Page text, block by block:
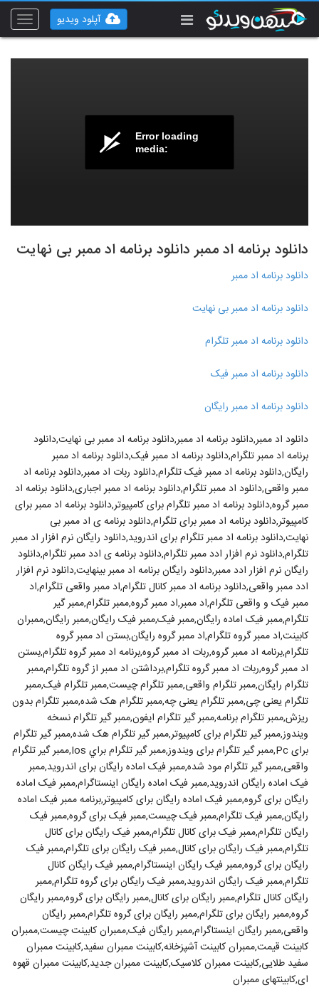
Toggle
آپلود ویدیو
Error loading
media:
دانلود برنامه اد ممبر دانلود برنامه اد ممبر بی نهایت
دانلود برنامه اد ممبر
دانلود برنامه اد ممبر بی نهایت
دانلود برنامه اد ممبر تلگرام
دانلود برنامه اد ممبر فیک
دانلود برنامه اد ممبر رایگان
دانلود اد ممبر,دانلود برنامه اد ممبر,دانلود برنامه اد ممبر بی نهایت,دانلود
برنامه اد ممبر تلگرام,دانلود برنامه اد ممبر فیک,دانلود برنامه اد ممبر
رایگان,دانلود برنامه اد ممبر فیک تلگرام,دانلود ربات اد ممبر,دانلود برنامه اد
ممبر واقعی,دانلود اد ممبر تلگرام,دانلود برنامه اد ممبر اجباری,دانلود برنامه اد
ممبر گروه,دانلود برنامه اد ممبر تلگرام برای کامپیوتر,دانلود برنامه اد ممبر برای
کامپیوتر,دانلود برنامه اد ممبر برای تلگرام,دانلود برنامه ی اد ممبر بی
نهایت,دانلود برنامه اد ممبر تلگرام برای اندروید,دانلود رایگان نرم افزار اد ممبر
تلگرام,دانلود نرم افزار ادد ممبر تلگرام,دانلود برنامه ی ادد ممبر تلگرام,دانلود
رایگان نرم افزار ادد ممبر,دانلود رایگان برنامه اد ممبر بینهایت,دانلود نرم افزار
ادد ممبر واقعی,دانلود برنامه اد ممبر کانال تلگرام,اد ممبر واقعی تلگرام,اد
ممبر فیک و واقعی تلگرام,اد ممبر,اد ممبر گروه,ممبر تلگرام,ممبر گیر
تلگرام,ممبر فیک اماده رایگان,ممبر فیک,ممبر فیک رایگان,ممبر رایگان,ممبران
کابینت,اد ممبر گروه تلگرام,اد ممبر گروه رایگان,بستن اد ممبر گروه
تلگرام,برنامه اد ممبر گروه,ربات اد ممبر گروه,برنامه اد ممبر گروه تلگرام,بستن
اد ممبر گروه,ربات اد ممبر گروه تلگرام,برداشتن اد ممبر از گروه تلگرام,ممبر
تلگرام رایگان,ممبر تلگرام واقعی,ممبر تلگرام چیست,ممبر تلگرام فیک,ممبر
تلگرام یعنی چی,ممبر تلگرام یعنی چه,ممبر تلگرام هک شده,ممبر تلگرام بدون
ریزش,ممبر تلگرام برنامه,ممبر گیر تلگرام ايفون,ممبر گیر تلگرام نسخه
ویندوز,ممبر گیر تلگرام برای کامپیوتر,ممبر گیر تلگرام هک شده,ممبر گیر تلگرام
برای Pc,ممبر گیر تلگرام برای ویندوز,ممبر گير تلگرام براي Ios,ممبر گیر تلگرام
واقعی,ممبر گیر تلگرام مود شده,ممبر فیک اماده رایگان برای اندروید,ممبر
فیک اماده رایگان اندروید,ممبر فیک اماده رایگان اینستاگرام,ممبر فیک اماده
رایگان برای گروه,ممبر فیک اماده رایگان برای کامپیوتر,برنامه ممبر فیک اماده
رایگان,ممبر فیک تلگرام,ممبر فیک چیست,ممبر فیک برای گروه,ممبر فیک
رایگان تلگرام,ممبر فیک برای کانال تلگرام,ممبر فیک رایگان برای کانال
تلگرام,ممبر فیک رایگان برای کانال,ممبر فیک رایگان برای تلگرام,ممبر فیک
رایگان برای گروه,ممبر فیک رایگان اینستاگرام,ممبر فیک رایگان کانال
تلگرام,ممبر فیک رایگان اندروید,ممبر فیک رایگان برای گروه تلگرام,ممبر
رایگان کانال تلگرام,ممبر رایگان برای کانال,ممبر رایگان برای گروه,ممبر رایگان
گروه,ممبر رایگان برای تلگرام,ممبر رایگان برای گروه تلگرام,ممبر رایگان
واقعی,ممبر رایگان اینستاگرام,ممبر رایگان فیک,ممبران کابینت چیست,ممبران
کابینت قیمت,ممبران کابینت آشپزخانه,کابینت ممبران سفید,کابینت ممبران
سفید طلایی,کابینت ممبران کلاسیک,کابینت ممبران جدید,کابینت ممبران قهوه
ای,کابینتهای ممبران